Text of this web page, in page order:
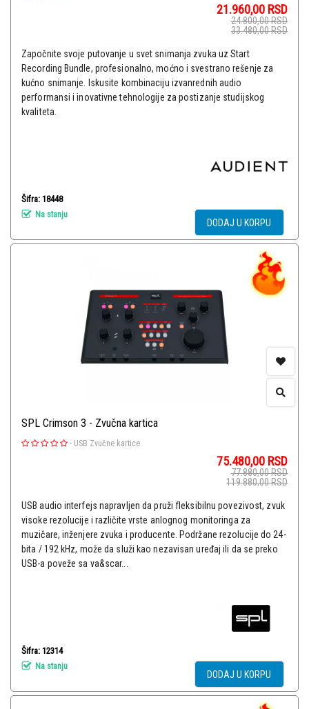
21.960,00 RSD
24.800,00RSD
33.480,00RSD
Započnite svoje putovanje u svet snimanja zvuka uz Start
Recording Bundle, profesionalno, moćno i svestrano rešenje za
kućno snimanje. Iskusite kombinaciju izvanrednih audio
performansi i inovativne tehnologije za postizanje studijskog
kvaliteta.
Šifra: 18448
Na stanju
DODAJ U KORPU
SPL Crimson 3 - Zvučna kartica
- USB Zvučne kartice
75.480,00 RSD
77.880,00RSD
119.880,00RSD
USB audio interfejs napravljen da pruži fleksibilnu povezivost, zvuk
visoke rezolucije i različite vrste anlognog monitoringa za
muzičare, inženjere zvuka i producente. Podržane rezolucije do 24-
bita / 192 kHz, može da služi kao nezavisan uređaj ili da se preko
USB-a poveže sa va&scar...
Šifra: 12314
Na stanju
DODAJ U KORPU